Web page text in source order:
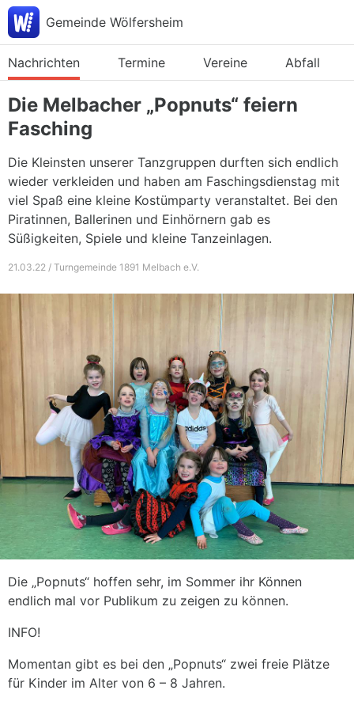
Gemeinde Wölfersheim
Nachrichten Termine Vereine Abfall
Die Melbacher „Popnuts“ feiern
Fasching
Die Kleinsten unserer Tanzgruppen durften sich endlich
wieder verkleiden und haben am Faschingsdienstag mit
viel Spaß eine kleine Kostümparty veranstaltet. Bei den
Piratinnen, Ballerinen und Einhörnern gab es
Süßigkeiten, Spiele und kleine Tanzeinlagen.
21.03.22 / Turngemeinde 1891 Melbach e.V.
Die „Popnuts“ hoffen sehr, im Sommer ihr Können
endlich mal vor Publikum zu zeigen zu können.
INFO!
Momentan gibt es bei den „Popnuts“ zwei freie Plätze
für Kinder im Alter von 6 – 8 Jahren.